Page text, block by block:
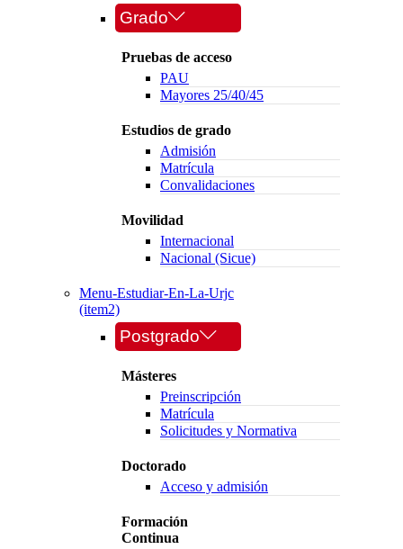
Grado
Pruebas de acceso
PAU
Mayores 25/40/45
Estudios de grado
Admisión
Matrícula
Convalidaciones
Movilidad
Internacional
Nacional (Sicue)
Menu-Estudiar-En-La-Urjc
(item2)
Postgrado
Másteres
Preinscripción
Matrícula
Solicitudes y Normativa
Doctorado
Acceso y admisión
Formación
Continua